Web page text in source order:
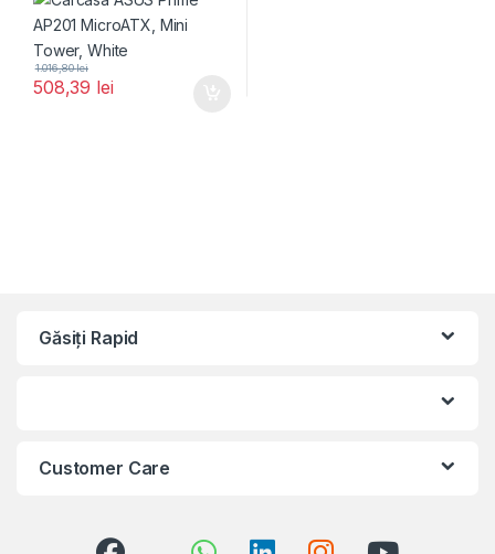
508,39 lei
1.016,80lei
Găsiți Rapid
Customer Care